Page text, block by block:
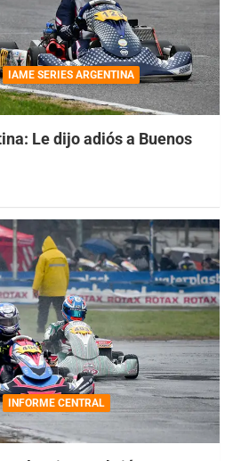
IAME SERIES ARGENTINA
Le dijo adiós a Buenos
INFORME CENTRAL